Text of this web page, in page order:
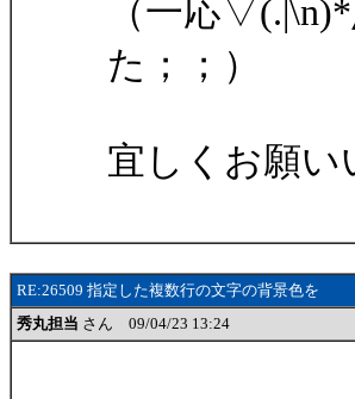
（一応
た；；）
宜しくお願
RE:26509 指定した複数行の文字の背景色を
秀丸担当 さん 09/04/23 13:24